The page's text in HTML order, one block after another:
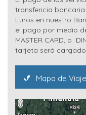
transfencia bancaria
Euros en nuestro
el pago por medio
MASTER CARD, o
tarjeta será
Mapa de Viaje